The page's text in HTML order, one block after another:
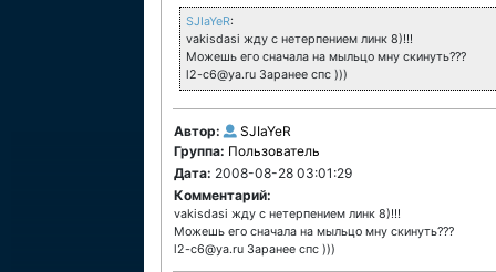
SJIaYeR:
vakisdasi жду с нетерпением линк 8)!!!
Можешь его сначала на мыльцо мну скинуть???
l2-c6@ya.ru Заранее спс )))
Автор:
SJIaYeR
Группа: Пользователь
Дата: 2008-08-28 03:01:29
Комментарий:
vakisdasi жду с нетерпением линк 8)!!!
Можешь его сначала на мыльцо мну скинуть???
l2-c6@ya.ru Заранее спс )))